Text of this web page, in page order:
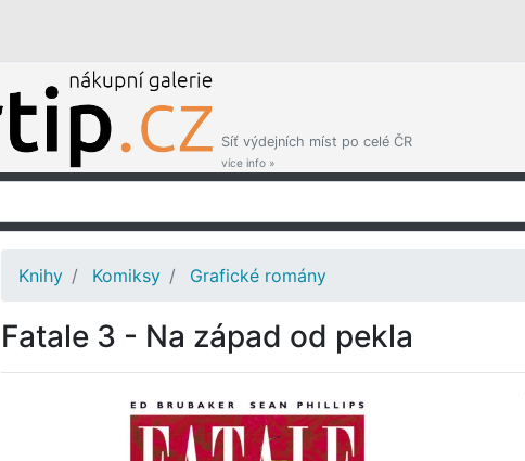
Síť výdejních míst po celé ČR
více info »
Knihy Komiksy Grafické romány
Fatale 3 - Na západ od pekla